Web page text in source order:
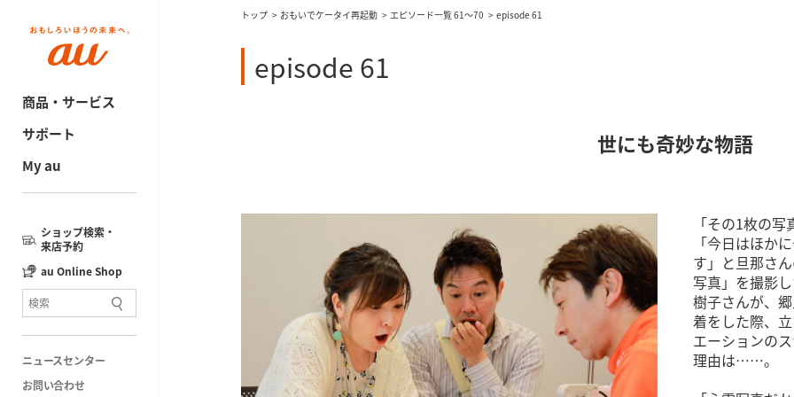
商品・サービス
サポート
My au
ショップ検索・
来店予約
au Online Shop
ニュースセンター
お問い合わせ
トップ おもいでケータイ再起動 エピソード一覧 61～70 episode 61
episode 61
世にも奇妙な物語
「その1枚の
「今日はほか
す」と旦那さ
写真」を撮影
樹子さんが、
着をした際、
エーションの
理由は……。